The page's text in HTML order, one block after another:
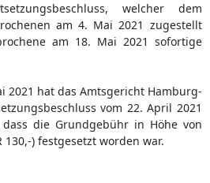
welcher dem
am 4. Mai 2021 zugestellt
am 18. Mai 2021 sofortige
2021 hat das Amtsgericht Hamburg-
vom 22. April 2021
die Grundgebühr in Höhe von
130,-) festgesetzt worden war.